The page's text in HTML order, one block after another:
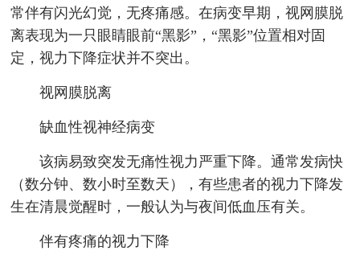
常伴有闪光幻觉，无疼痛感。在病变早期，视网膜脱
离表现为一只眼睛眼前“黑影”，“黑影”位置相对固
定，视力下降症状并不突出。
视网膜脱离
缺血性视神经病变
该病易致突发无痛性视力严重下降。通常发病快
（数分钟、数小时至数天），有些患者的视力下降发
生在清晨觉醒时，一般认为与夜间低血压有关。
伴有疼痛的视力下降